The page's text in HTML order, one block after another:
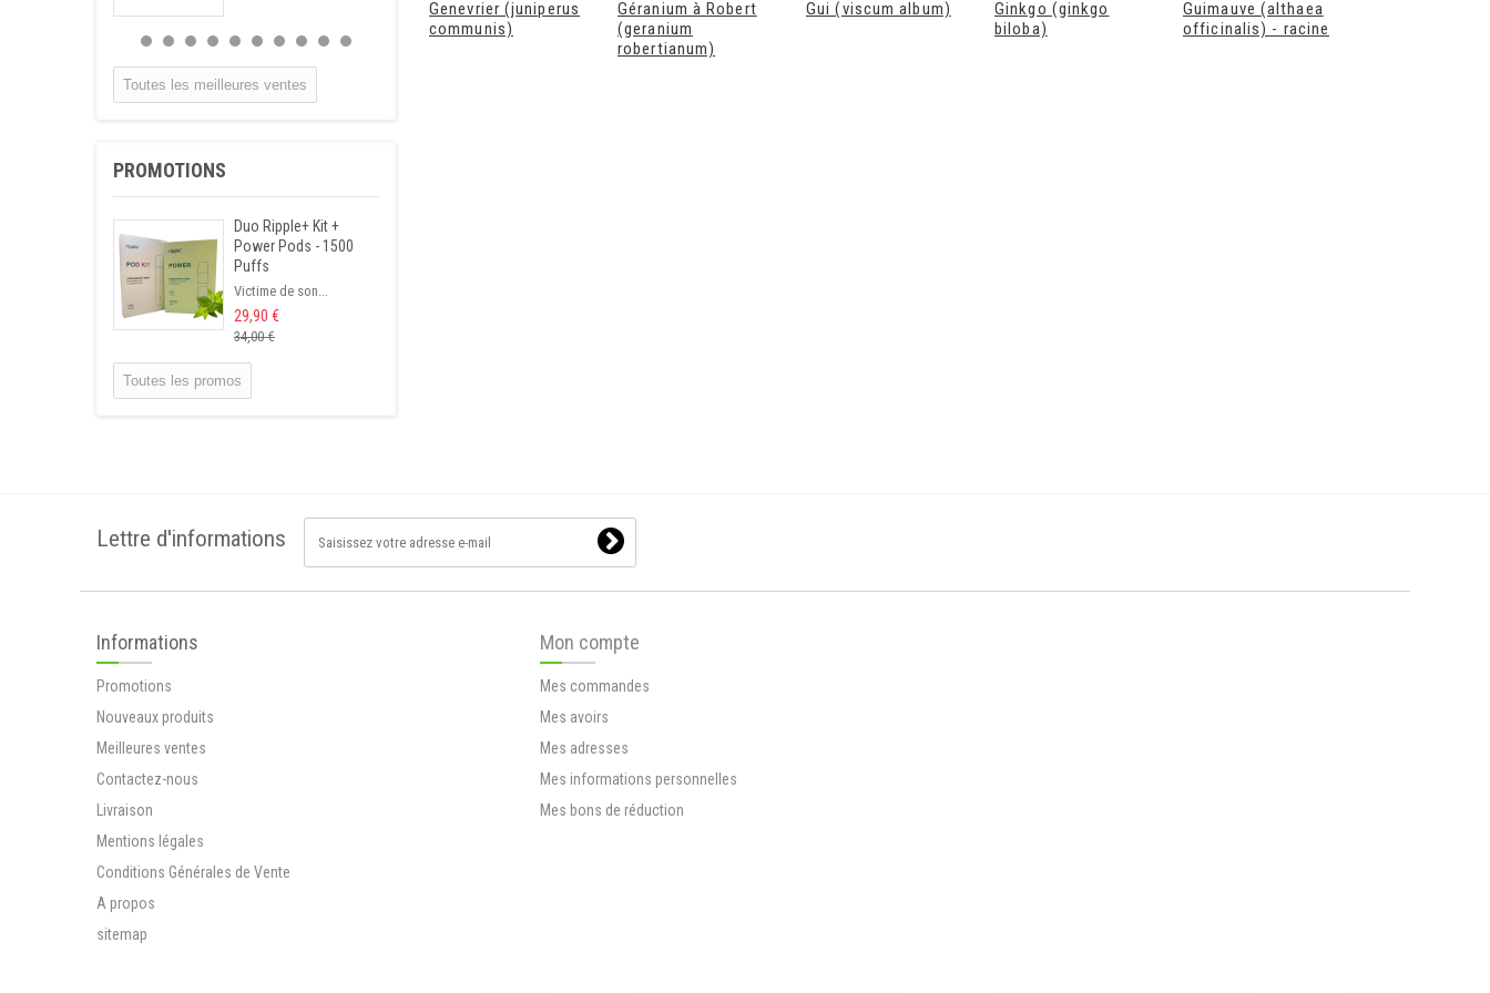
Hypertension
15,90 €
Infusion Foie
Cholestérol
Mélange de...
14,90 €
Infusettes Calcul
rénal
Mélange de...
12,90 €
Recharge - 1000
Puffs
Toutes les meilleures ventes
PROMOTIONS
Duo Ripple+ Kit +
Power Pods - 1500
Puffs
Victime de son...
29,90 €
34,00 €
Toutes les promos
Genevrier (juniperus
communis)
Géranium à Robert
(geranium
robertianum)
Gui (viscum album)
Ginkgo (ginkgo
biloba)
Guimauve (althaea
officinalis) - racine
Lettre d'informations
Informations
Promotions
Nouveaux produits
Meilleures ventes
Contactez-nous
Livraison
Mentions légales
Conditions Générales de Vente
A propos
sitemap
Mon compte
Mes commandes
Mes avoirs
Mes adresses
Mes informations personnelles
Mes bons de réduction